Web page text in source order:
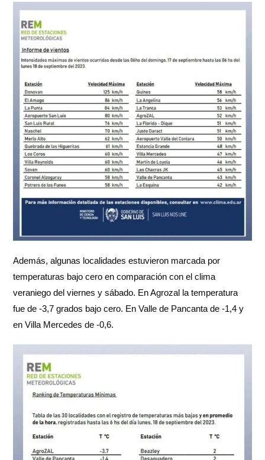
Además, algunas localidades estuvieron marcada por
temperaturas bajo cero en comparación con el clima
veraniego del viernes y sábado. En Agrozal la temperatura
fue de -3,7 grados bajo cero. En Valle de Pancanta de -1,4 y
en Villa Mercedes de -0,6.